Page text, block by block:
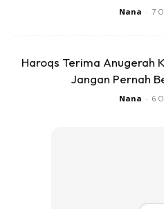
Nana - 7
Haroqs Terima Anugerah
Jangan Pernah
Nana - 6